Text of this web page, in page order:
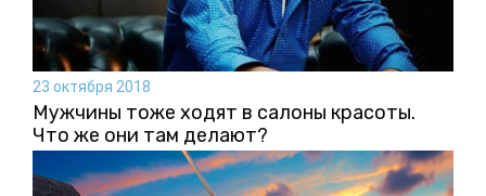
23 октября 2018
Мужчины тоже ходят в салоны красоты.
Что же они там делают?